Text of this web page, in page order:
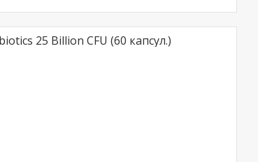
25 Billion CFU (60 капсул.)